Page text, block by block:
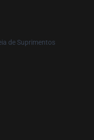
de Suprimentos